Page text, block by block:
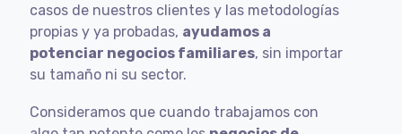
casos de nuestros clientes y las metodologías
propias y ya probadas, ayudamos a
potenciar negocios familiares, sin importar
su tamaño ni su sector.
Consideramos que cuando trabajamos con